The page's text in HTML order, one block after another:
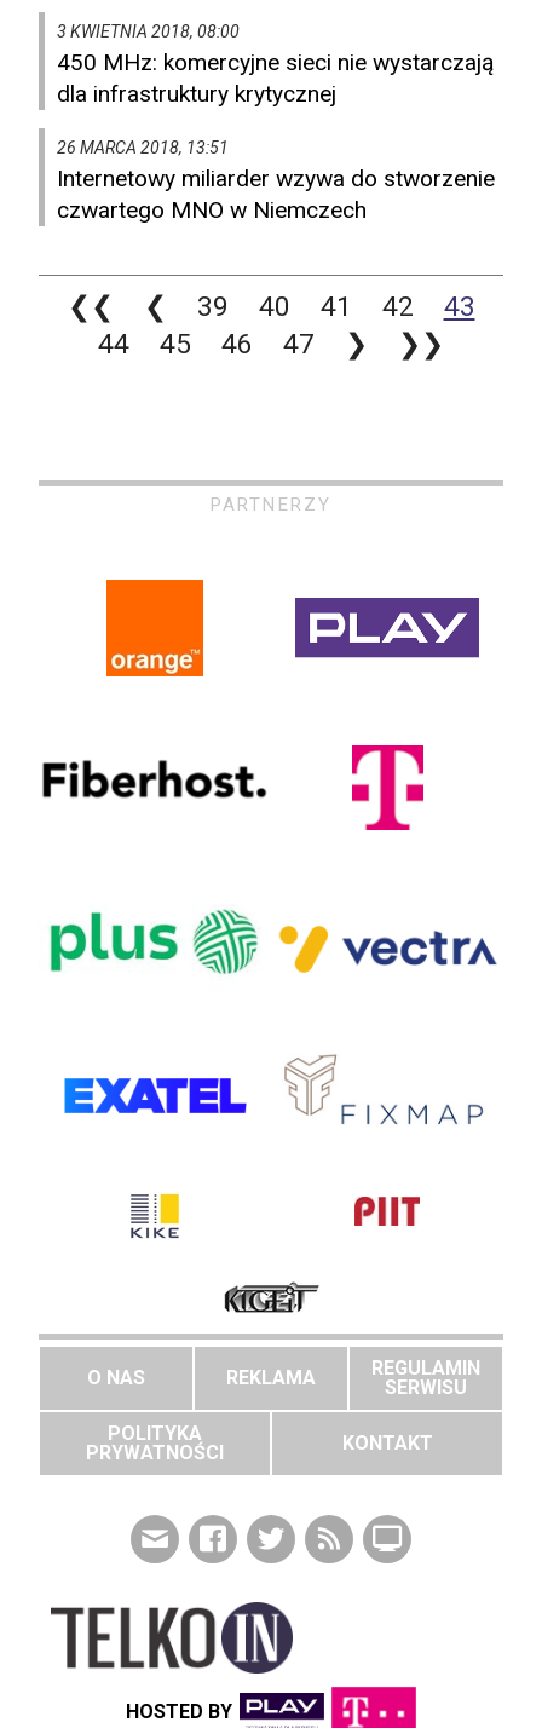
3 KWIETNIA 2018, 08:00
450 MHz: komercyjne sieci nie wystarczają
dla infrastruktury krytycznej
26 MARCA 2018, 13:51
Internetowy miliarder wzywa do stworzenie
czwartego MNO w Niemczech
❮❮ ❮ 39 40 41 42
43
44
45 46 47 ❯ ❯❯
PARTNERZY
O NAS REKLAMA
REGULAMIN
SERWISU
POLITYKA
PRYWATNOŚCI
KONTAKT
HOSTED BY